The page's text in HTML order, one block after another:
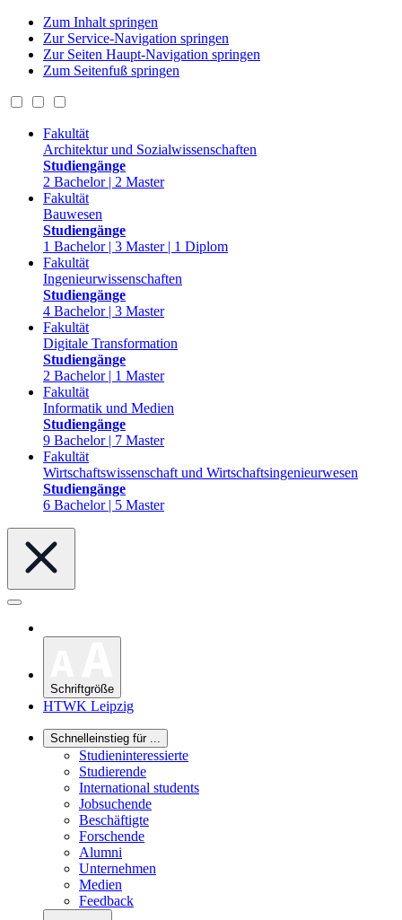
Zum Inhalt springen
Zur Service-Navigation springen
Zur Seiten Haupt-Navigation springen
Zum Seitenfuß springen
Fakultät
Architektur und Sozialwissenschaften
Studiengänge
2 Bachelor | 2 Master
Fakultät
Bauwesen
Studiengänge
1 Bachelor | 3 Master | 1 Diplom
Fakultät
Ingenieurwissenschaften
Studiengänge
4 Bachelor | 3 Master
Fakultät
Digitale Transformation
Studiengänge
2 Bachelor | 1 Master
Fakultät
Informatik und Medien
Studiengänge
9 Bachelor | 7 Master
Fakultät
Wirtschaftswissenschaft und Wirtschaftsingenieurwesen
Studiengänge
6 Bachelor | 5 Master
Schriftgröße
HTWK Leipzig
Schnelleinstieg für ...
Studieninteressierte
Studierende
International students
Jobsuchende
Beschäftigte
Forschende
Alumni
Unternehmen
Medien
Feedback